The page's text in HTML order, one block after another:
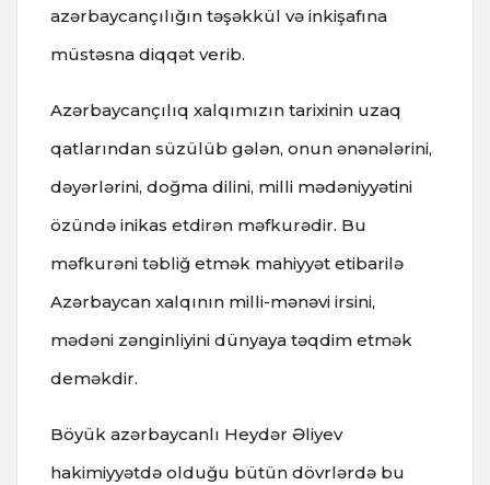
azərbaycançılığın təşəkkül və inkişafına
müstəsna diqqət verib.
Azərbaycançılıq xalqımızın tarixinin uzaq
qatlarından süzülüb gələn, onun ənənələrini,
dəyərlərini, doğma dilini, milli mədəniyyətini
özündə inikas etdirən məfkurədir. Bu
məfkurəni təbliğ etmək mahiyyət etibarilə
Azərbaycan xalqının milli-mənəvi irsini,
mədəni zənginliyini dünyaya təqdim etmək
deməkdir.
Böyük azərbaycanlı Heydər Əliyev
hakimiyyətdə olduğu bütün dövrlərdə bu